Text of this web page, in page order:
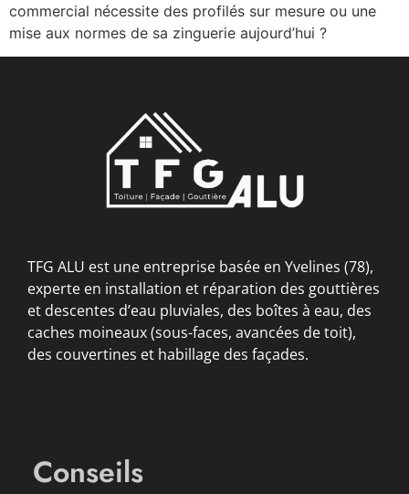
commercial nécessite des profilés sur mesure ou une
mise aux normes de sa zinguerie aujourd’hui ?
TFG ALU est une entreprise basée en Yvelines (78),
experte en installation et réparation des gouttières
et descentes d’eau pluviales, des boîtes à eau, des
caches moineaux (sous-faces, avancées de toit),
des couvertines et habillage des façades.
Conseils